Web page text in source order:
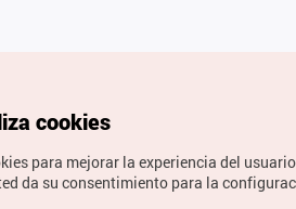
cookies
para mejorar la experiencia del
da su consentimiento para la